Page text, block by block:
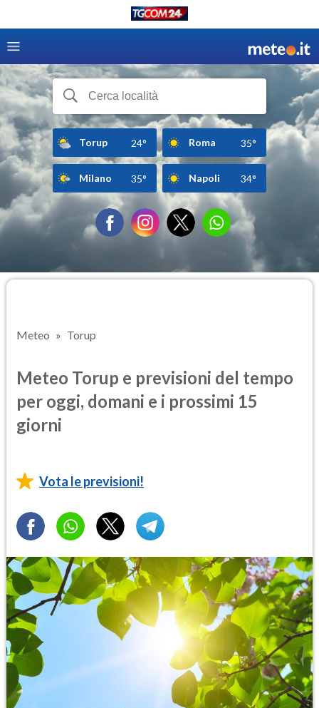
Torup 24° Roma 35°
Milano 35° Napoli 34°
Meteo Torup
Meteo Torup e previsioni del tempo
per oggi, domani e i prossimi 15
giorni
Vota le previsioni!